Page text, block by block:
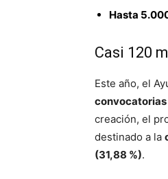
Hasta
Casi 120
Este año, el
creación, el
destinado a la
(31,88 %).